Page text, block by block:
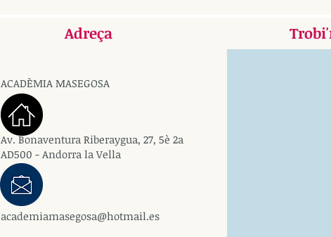
Adreça
ACADÈMIA MASEGOSA
Av. Bonaventura Riberaygua, 27, 5è 2a
AD500 - Andorra la Vella
academiamasegosa@hotmail.es